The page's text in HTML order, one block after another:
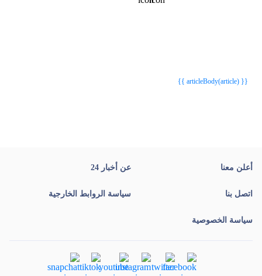
{{ articleBody(article) }}
أعلن معنا عن أخبار 24
اتصل بنا سياسة الروابط الخارجية
سياسة الخصوصية